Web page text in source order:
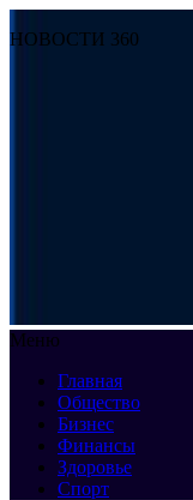
НОВОСТИ 360
Меню
Главная
Общество
Бизнес
Финансы
Здоровье
Спорт